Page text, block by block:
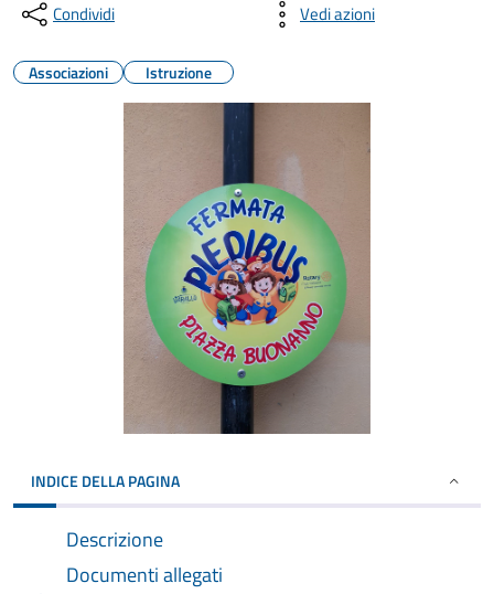
Condividi Vedi azioni
Associazioni Istruzione
INDICE DELLA PAGINA
Descrizione
Documenti allegati